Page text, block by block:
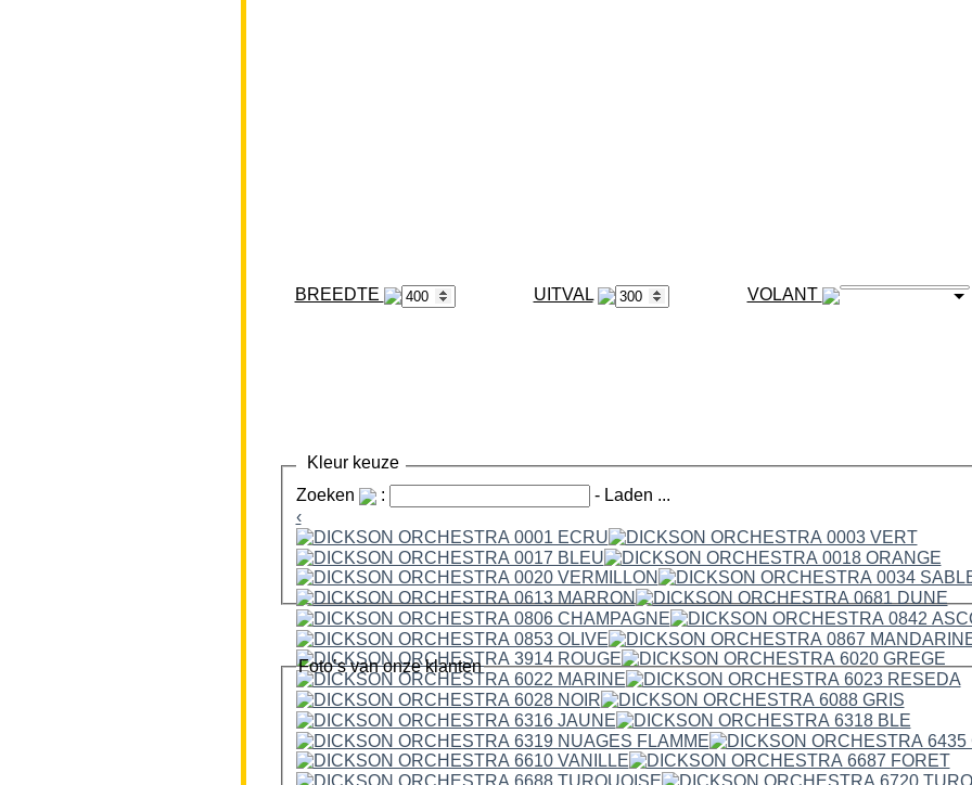
BREEDTE VOLANT
Kleur keuze
Zoeken
: - Laden ...
‹
Foto’s van onze klanten